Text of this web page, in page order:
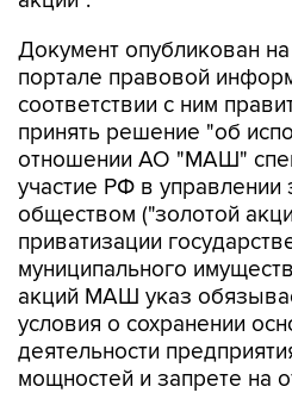
соответствии с ним
принять решение "об
отношении АО "МАШ"
участие РФ в управлении
обществом ("золотой
приватизации
муниципального
акций МАШ указ
условия о сохранении
деятельности
мощностей и запрете на
иностранным лицам, а
или косвенно